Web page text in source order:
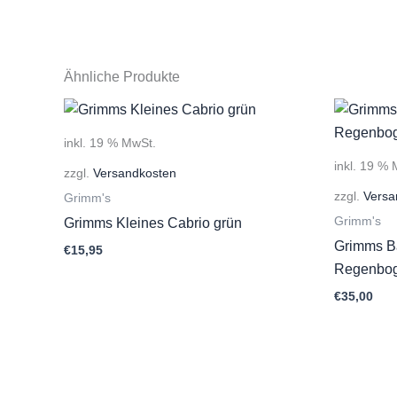
Ähnliche Produkte
inkl. 19 % MwSt.
zzgl. Versandkosten
Grimm's
Grimms Kleines Cabrio grün
€15,95
inkl. 19 %
zzgl.
Grimm's
Grimms
€35,00